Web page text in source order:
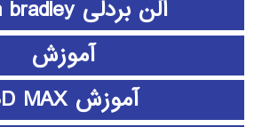
آلن بردلی Allen bradley
آموزش
آموزش 3D MAX